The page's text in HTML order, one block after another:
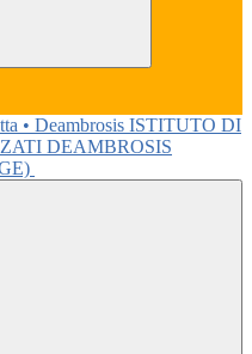
ISTITUTO DI
DEAMBROSIS